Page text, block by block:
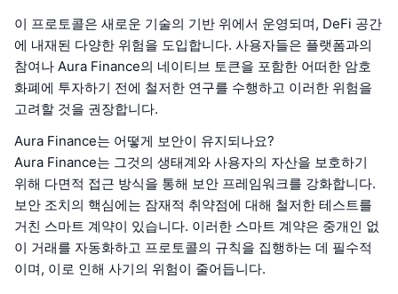
이 프로토콜은 새로운 기술의 기반 위에서 운영되며, DeFi 공간
에 내재된 다양한 위험을 도입합니다. 사용자들은 플랫폼과의
참여나 Aura Finance의 네이티브 토큰을 포함한 어떠한 암호
화폐에 투자하기 전에 철저한 연구를 수행하고 이러한 위험을
고려할 것을 권장합니다.
Aura Finance는 어떻게 보안이 유지되나요?
Aura Finance는 그것의 생태계와 사용자의 자산을 보호하기
위해 다면적 접근 방식을 통해 보안 프레임워크를 강화합니다.
보안 조치의 핵심에는 잠재적 취약점에 대해 철저한 테스트를
거친 스마트 계약이 있습니다. 이러한 스마트 계약은 중개인 없
이 거래를 자동화하고 프로토콜의 규칙을 집행하는 데 필수적
이며, 이로 인해 사기의 위험이 줄어듭니다.